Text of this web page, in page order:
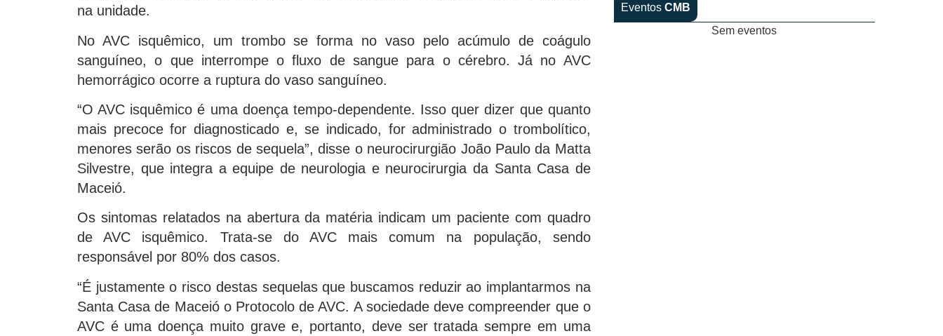
na unidade.
No AVC isquêmico, um trombo se forma no vaso pelo acúmulo de coágulo
sanguíneo, o que interrompe o fluxo de sangue para o cérebro. Já no AVC
hemorrágico ocorre a ruptura do vaso sanguíneo.
“O AVC isquêmico é uma doença tempo-dependente. Isso quer dizer que quanto
mais precoce for diagnosticado e, se indicado, for administrado o trombolítico,
menores serão os riscos de sequela”, disse o neurocirurgião João Paulo da Matta
Silvestre, que integra a equipe de neurologia e neurocirurgia da Santa Casa de
Maceió.
Os sintomas relatados na abertura da matéria indicam um paciente com quadro
de AVC isquêmico. Trata-se do AVC mais comum na população, sendo
responsável por 80% dos casos.
“É justamente o risco destas sequelas que buscamos reduzir ao implantarmos na
Santa Casa de Maceió o Protocolo de AVC. A sociedade deve compreender que o
AVC é uma doença muito grave e, portanto, deve ser tratada sempre em uma
Eventos CMB
Sem eventos